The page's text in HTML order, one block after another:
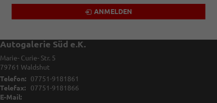
ANMELDEN
Autogalerie Süd e.K.
Marie- Curie- Str. 5
79761 Waldshut
Telefon:
07751-9181861
Telefax:
07751-9181866
E-Mail: